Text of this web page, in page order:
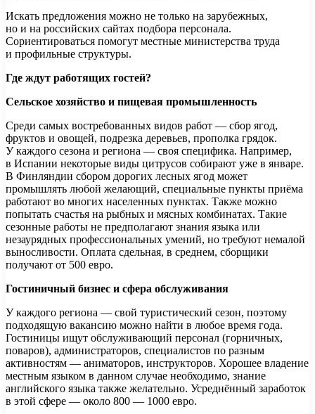
Искать предложения можно не только на зарубежных,
но и на российских сайтах подбора персонала.
Сориентироваться помогут местные министерства труда
и профильные структуры.
Где ждут работящих гостей?
Сельское хозяйство и пищевая промышленность
Среди самых востребованных видов работ — сбор ягод,
фруктов и овощей, подрезка деревьев, прополка грядок.
У каждого сезона и региона — своя специфика. Например,
в Испании некоторые виды цитрусов собирают уже в январе.
В Финляндии сбором дорогих лесных ягод может
промышлять любой желающий, специальные пункты приёма
работают во многих населенных пунктах. Также можно
попытать счастья на рыбных и мясных комбинатах. Такие
сезонные работы не предполагают знания языка или
незаурядных профессиональных умений, но требуют немалой
выносливости. Оплата сдельная, в среднем, сборщики
получают от 500 евро.
Гостиничный бизнес и сфера обслуживания
У каждого региона — свой туристический сезон, поэтому
подходящую вакансию можно найти в любое время года.
Гостиницы ищут обслуживающий персонал (горничных,
поваров), администраторов, специалистов по разным
активностям — аниматоров, инструкторов. Хорошее владение
местным языком в данном случае необходимо, знание
английского языка также желательно. Усреднённый заработок
в этой сфере — около 800 — 1000 евро.